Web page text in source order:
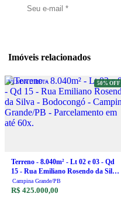
Imóveis relacionados
VENDA DIRETA 50% OFF
Terreno - 8.040m² - Lt 02 e 03 - Qd
15 - Rua Emiliano Rosendo da Silva
- Bodocongó - Campina Grande/PB
- Parcelamento em até 60x.
Campina Grande/PB
R$ 425.000,00